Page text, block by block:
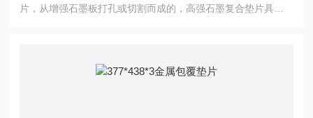
片，从增强石墨板打孔或切割而成的，高强石墨复合垫片具有
工等过程中得到较好的应用。